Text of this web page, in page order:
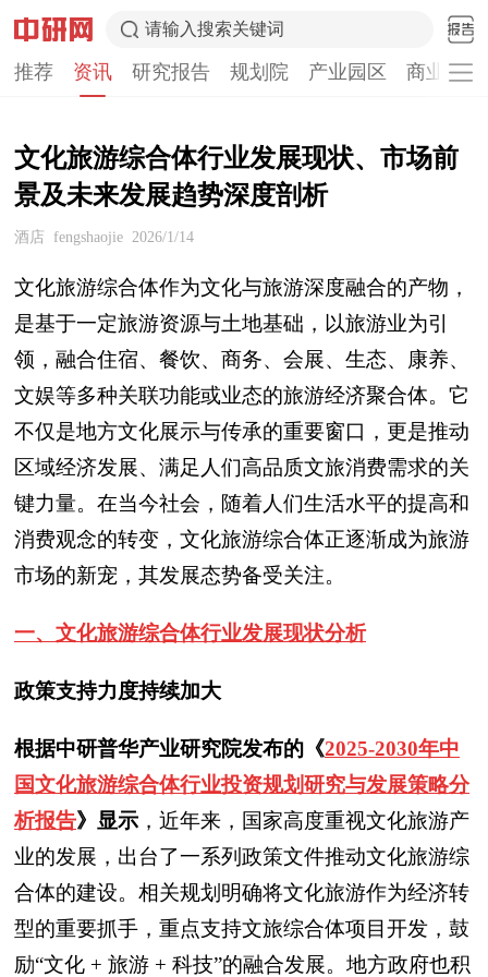
请输入搜索关键词
推荐 资讯 研究报告 规划院 产业园区 商业计
文化旅游综合体行业发展现状、市场前
景及未来发展趋势深度剖析
酒店 fengshaojie 2026/1/14
文化旅游综合体作为文化与旅游深度融合的产物，
是基于一定旅游资源与土地基础，以旅游业为引
领，融合住宿、餐饮、商务、会展、生态、康养、
文娱等多种关联功能或业态的旅游经济聚合体。它
不仅是地方文化展示与传承的重要窗口，更是推动
区域经济发展、满足人们高品质文旅消费需求的关
键力量。在当今社会，随着人们生活水平的提高和
消费观念的转变，文化旅游综合体正逐渐成为旅游
市场的新宠，其发展态势备受关注。
一、文化旅游综合体行业发展现状分析
政策支持力度持续加大
根据中研普华产业研究院发布的《2025-2030年中
国文化旅游综合体行业投资规划研究与发展策略分
析报告》显示 ，近年来，国家高度重视文化旅游产
业的发展，出台了一系列政策文件推动文化旅游综
合体的建设。相关规划明确将文化旅游作为经济转
型的重要抓手，重点支持文旅综合体项目开发，鼓
励“文化 + 旅游 + 科技”的融合发展。地方政府也积